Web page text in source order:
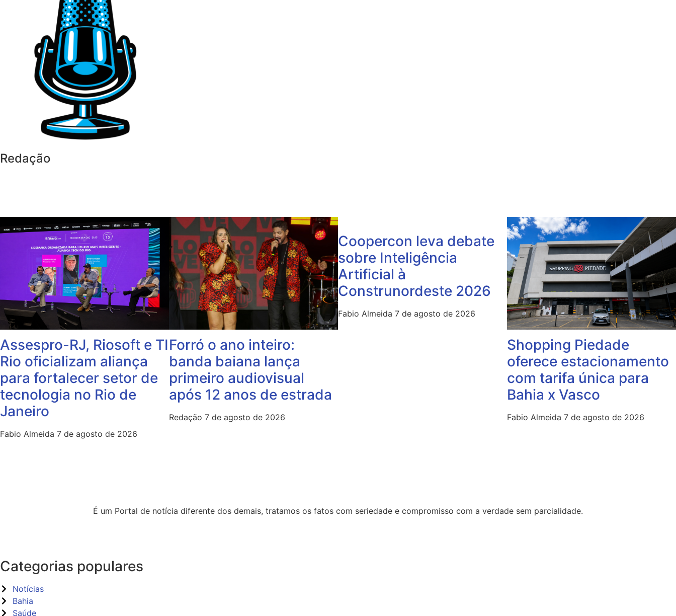
Redação
Assespro-RJ, Riosoft e TI
Rio oficializam aliança
para fortalecer setor de
tecnologia no Rio de
Janeiro
Fabio Almeida 7 de agosto de 2026
Forró o ano inteiro:
banda baiana lança
primeiro audiovisual
após 12 anos de estrada
Redação 7 de agosto de 2026
Coopercon leva debate
sobre Inteligência
Artificial à
Construnordeste 2026
Fabio Almeida 7 de agosto de 2026
Shopping Piedade
oferece estacionamento
com tarifa única para
Bahia x Vasco
Fabio Almeida 7 de agosto de 2026
É um Portal de notícia diferente dos demais, tratamos os fatos com seriedade e compromisso com a verdade sem parcialidade.
Categorias populares
Notícias
Bahia
Saúde